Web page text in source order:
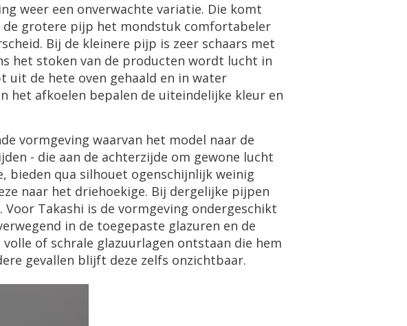
weer een onverwachte variatie. Die komt
grotere pijp het mondstuk comfortabeler
Bij de kleinere pijp is zeer schaars met
het stoken van de producten wordt lucht in
uit de hete oven gehaald en in water
het afkoelen bepalen de uiteindelijke kleur en
vormgeving waarvan het model naar de
- die aan de achterzijde om gewone lucht
bieden qua silhouet ogenschijnlijk weinig
naar het driehoekige. Bij dergelijke pijpen
Takashi is de vormgeving ondergeschikt
in de toegepaste glazuren en de
of schrale glazuurlagen ontstaan die hem
gevallen blijft deze zelfs onzichtbaar.